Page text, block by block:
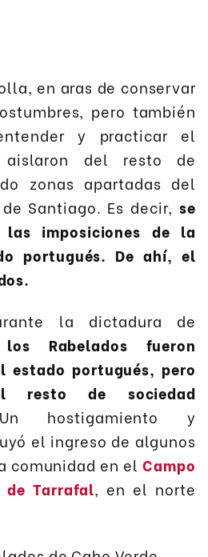
en aras de conservar
pero también
y practicar el
aislaron del resto de
zonas apartadas del
Santiago. Es decir,se
imposiciones de la
portugués. De ahí, el
la dictadura de
los Rabelados fueron
estado portugués, pero
resto de sociedad
hostigamiento y
el ingreso de algunos
comunidad en elCampo
de Tarrafal, en el norte